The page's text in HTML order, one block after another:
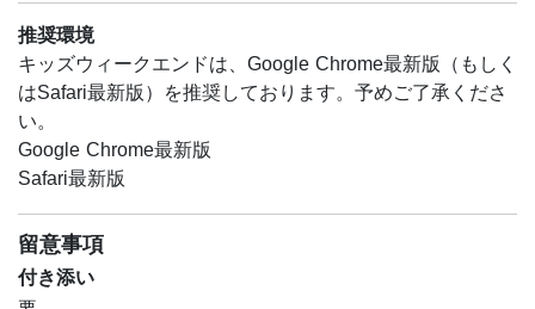
推奨環境
キッズウィークエンドは、Google Chrome最新版（もしく
はSafari最新版）を推奨しております。予めご了承くださ
い。
Google Chrome最新版
Safari最新版
留意事項
付き添い